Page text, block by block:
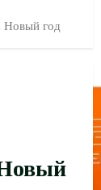
Новый год